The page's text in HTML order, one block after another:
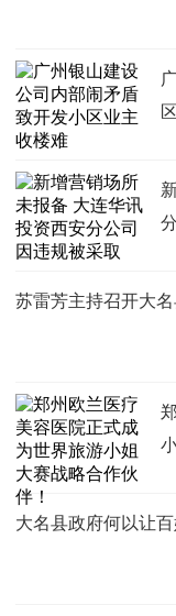
苏雷芳主持召开大
大名县政府何以让百